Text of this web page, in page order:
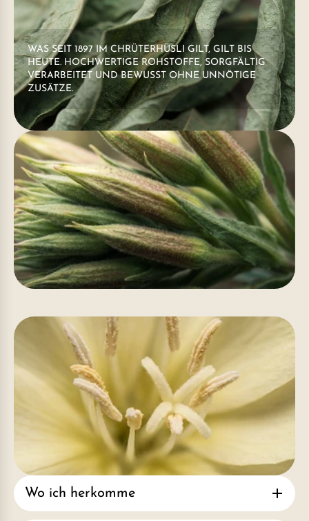
WAS SEIT 1897 IM CHRÜTERHÜSLI GILT, GILT BIS
HEUTE. HOCHWERTIGE ROHSTOFFE, SORGFÄLTIG
VERARBEITET UND BEWUSST OHNE UNNÖTIGE
ZUSÄTZE.
Wo ich herkomme